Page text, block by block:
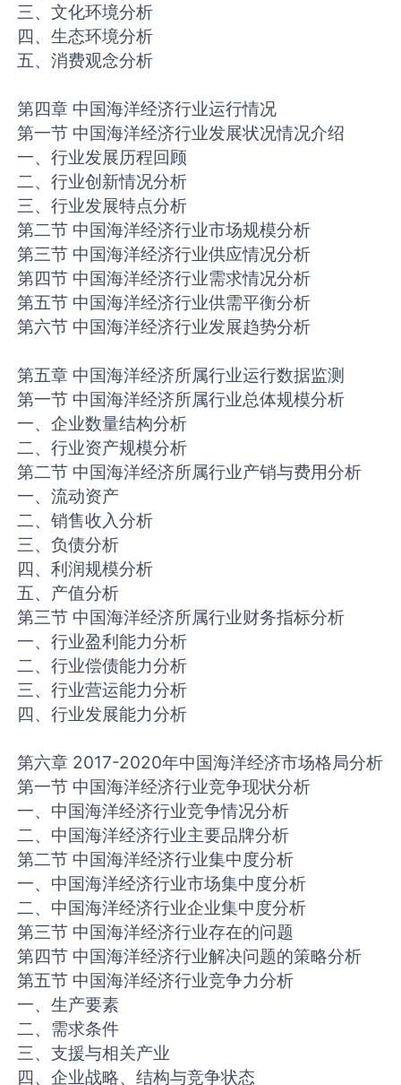
三、文化环境分析
四、生态环境分析
五、消费观念分析
第四章 中国海洋经济行业运行情况
第一节 中国海洋经济行业发展状况情况介绍
一、行业发展历程回顾
二、行业创新情况分析
三、行业发展特点分析
第二节 中国海洋经济行业市场规模分析
第三节 中国海洋经济行业供应情况分析
第四节 中国海洋经济行业需求情况分析
第五节 中国海洋经济行业供需平衡分析
第六节 中国海洋经济行业发展趋势分析
第五章 中国海洋经济所属行业运行数据监测
第一节 中国海洋经济所属行业总体规模分析
一、企业数量结构分析
二、行业资产规模分析
第二节 中国海洋经济所属行业产销与费用分析
一、流动资产
二、销售收入分析
三、负债分析
四、利润规模分析
五、产值分析
第三节 中国海洋经济所属行业财务指标分析
一、行业盈利能力分析
二、行业偿债能力分析
三、行业营运能力分析
四、行业发展能力分析
第六章 2017-2020年中国海洋经济市场格局分析
第一节 中国海洋经济行业竞争现状分析
一、中国海洋经济行业竞争情况分析
二、中国海洋经济行业主要品牌分析
第二节 中国海洋经济行业集中度分析
一、中国海洋经济行业市场集中度分析
二、中国海洋经济行业企业集中度分析
第三节 中国海洋经济行业存在的问题
第四节 中国海洋经济行业解决问题的策略分析
第五节 中国海洋经济行业竞争力分析
一、生产要素
二、需求条件
三、支援与相关产业
四、企业战略、结构与竞争状态